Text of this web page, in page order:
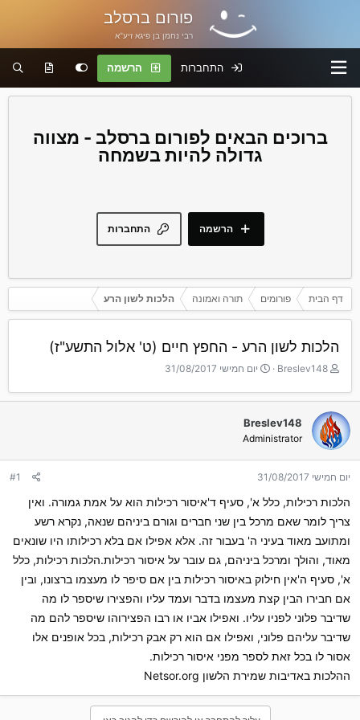
פורום ברסלב
רבי נחמן בן פיגא זיע"א
התחברות הרשמה
פורום ברסלב - מצווה
גדולה להיות בשמחה
התחברות הרשמה
דף הבית פורומים תורה ואמונה הלכות לשון הרע
הלכות לשון הרע - החפץ חיים (ט' אלול התשע"ז)
T
r
e
a
d
a
r
e
r
Breslev148
ת
ר
ך
ה
ל
ה
יום חמישי 31/08/2017
Breslev148
Administrator
יום חמישי 31/08/2017 #1
הלכות רכילות, כלל א', סעיף ד'איסור רכילות הוא על אמת גמורה. ואין
צריך לומר שאם מרכל בין שני חברים וגורם ביניהם שנאה, נקרא רשע
ומתועב מאוד בעיני ה' בעבור זה. אלא אפילו אם בלא רכילותו היו שונאים
מאוד, והולך ומרכל ביניהם, גם עובר על איסור רכילות.הלכות רכילות, כלל
א', סעיף ה'אין חילוק באיסור רכילות בין אם סיפר לו מעצמו ברצונו, ובין
אם חבירו הבין קצת מעצמו בדבר ועמד עליו והפצירו שיספר לו מה
שדיבר פלוני לפניו עליו. ואפילו אביו או רבו הפצירוהו שיספר להם מה
שדיבר עליהם פלוני, ואפילו אם הוא רק אבק רכילות, בכל אופנים אלו
אסור לו בכל זאת לספר מפני איסור רכילות.
ההלכות באדיבות שמירת הלשון Netsor.org